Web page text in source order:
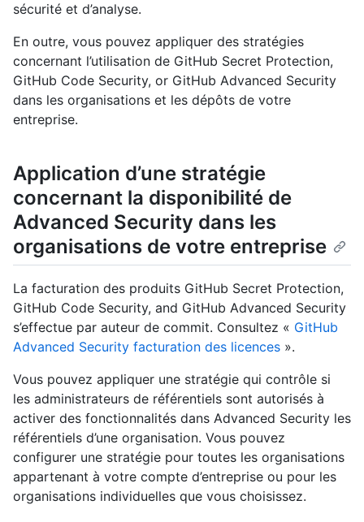
sécurité et d’analyse.
En outre, vous pouvez appliquer des stratégies
concernant l’utilisation de GitHub Secret Protection,
GitHub Code Security, or GitHub Advanced Security
dans les organisations et les dépôts de votre
entreprise.
Application d’une stratégie
concernant la disponibilité de
Advanced Security dans les
organisations de votre entreprise
La facturation des produits GitHub Secret Protection,
GitHub Code Security, and GitHub Advanced Security
s’effectue par auteur de commit. Consultez « GitHub
Advanced Security facturation des licences ».
Vous pouvez appliquer une stratégie qui contrôle si
les administrateurs de référentiels sont autorisés à
activer des fonctionnalités dans Advanced Security les
référentiels d’une organisation. Vous pouvez
configurer une stratégie pour toutes les organisations
appartenant à votre compte d’entreprise ou pour les
organisations individuelles que vous choisissez.